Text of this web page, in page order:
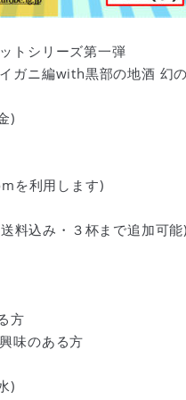
トシリーズ第一弾
ガニ編with黒部の地酒 幻の
)
を利用します)
料込み・３杯まで追加可能)
方
味のある方
)